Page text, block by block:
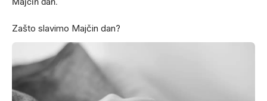
Zašto slavimo Majčin dan?